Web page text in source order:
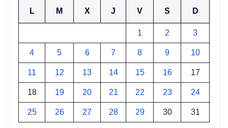
L M X J V S D
1 2 3
4 5 6 7 8 9 10
11 12 13 14 15 16 17
18 19 20 21 22 23 24
25 26 27 28 29 30 31